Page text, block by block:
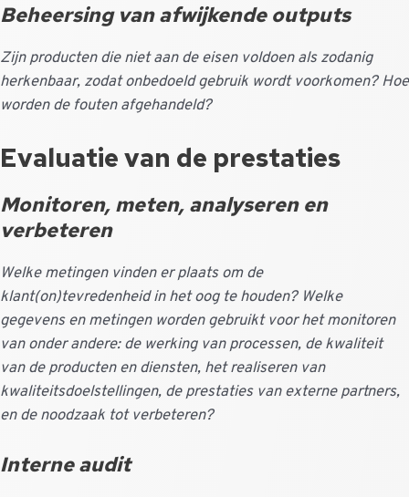
Beheersing van afwijkende outputs
Zijn producten die niet aan de eisen voldoen als zodanig
herkenbaar, zodat onbedoeld gebruik wordt voorkomen? Hoe
worden de fouten afgehandeld?
Evaluatie van de prestaties
Monitoren, meten, analyseren en
verbeteren
Welke metingen vinden er plaats om de
klant(on)tevredenheid in het oog te houden? Welke
gegevens en metingen worden gebruikt voor het monitoren
van onder andere: de werking van processen, de kwaliteit
van de producten en diensten, het realiseren van
kwaliteitsdoelstellingen, de prestaties van externe partners,
en de noodzaak tot verbeteren?
Interne audit